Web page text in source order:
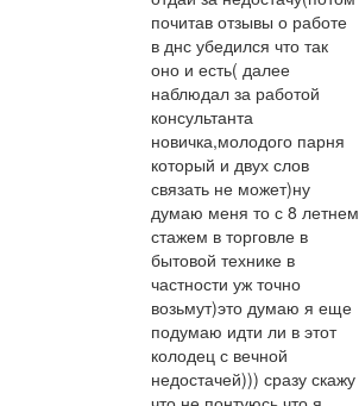
почитав отзывы о работе
в днс убедился что так
оно и есть( далее
наблюдал за работой
консультанта
новичка,молодого парня
который и двух слов
связать не может)ну
думаю меня то с 8 летнем
стажем в торговле в
бытовой технике в
частности уж точно
возьмут)это думаю я еще
подумаю идти ли в этот
колодец с вечной
недостачей))) сразу скажу